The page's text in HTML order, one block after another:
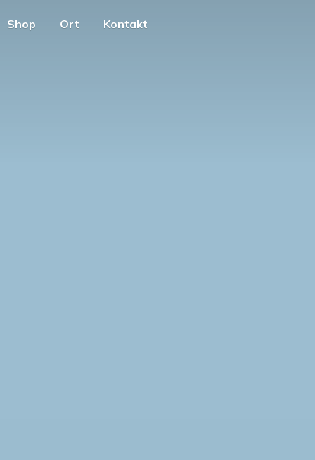
Shop Ort Kontakt